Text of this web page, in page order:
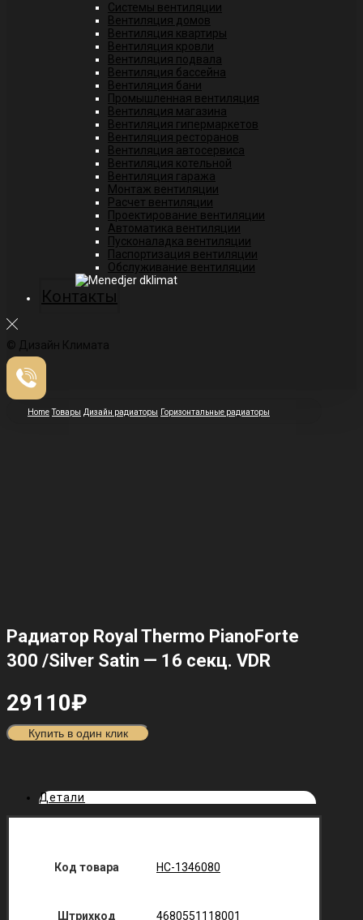
Системы вентиляции
Вентиляция домов
Вентиляция квартиры
Вентиляция кровли
Вентиляция подвала
Вентиляция бассейна
Вентиляция бани
Промышленная вентиляция
Вентиляция магазина
Вентиляция гипермаркетов
Вентиляция ресторанов
Вентиляция автосервиса
Вентиляция котельной
Вентиляция гаража
Монтаж вентиляции
Расчет вентиляции
Проектирование вентиляции
Автоматика вентиляции
Пусконаладка вентиляции
Паспортизация вентиляции
Обслуживание вентиляции
Контакты
© Дизайн Климата
Home Товары Дизайн радиаторы Горизонтальные радиаторы
Радиатор Royal Thermo PianoForte
300 /Silver Satin — 16 секц. VDR
29110₽
Купить в один клик
Детали
Код товара НС-1346080
Штрихкод 4680551118001